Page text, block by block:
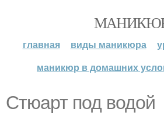
главная виды маникюра
маникюр в домашних
Стюарт под водой